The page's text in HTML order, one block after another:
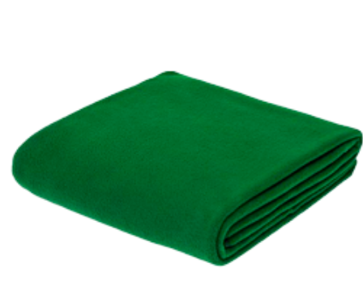
Публичная оферта
Клуб привилегий
О компании
Написать директору